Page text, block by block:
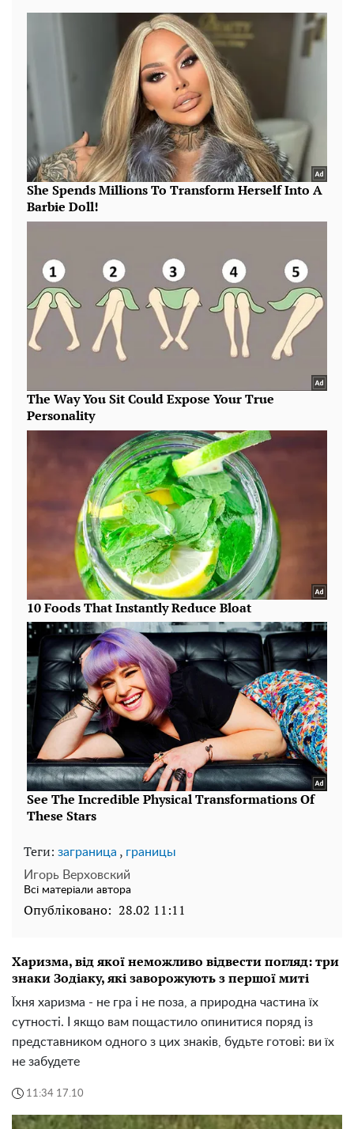
Теги: заграница , границы
Игорь Верховский
Всі матеріали автора
Опубліковано: 28.02 11:11
Харизма, від якої неможливо відвести погляд: три
знаки Зодіаку, які заворожують з першої миті
Їхня харизма - не гра і не поза, а природна частина їх
сутності. І якщо вам пощастило опинитися поряд із
представником одного з цих знаків, будьте готові: ви їх
не забудете
11:34 17.10